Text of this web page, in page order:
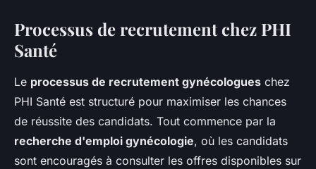
Processus de recrutement chez PHI
Santé
Le processus de recrutement gynécologues chez
PHI Santé est structuré pour maximiser les chances
de réussite des candidats. Tout commence par la
recherche d'emploi gynécologie, où les candidats
sont encouragés à consulter les offres disponibles sur